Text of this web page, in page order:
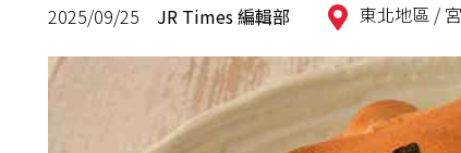
2025/09/25 JR Times 編輯部 東北地區 /